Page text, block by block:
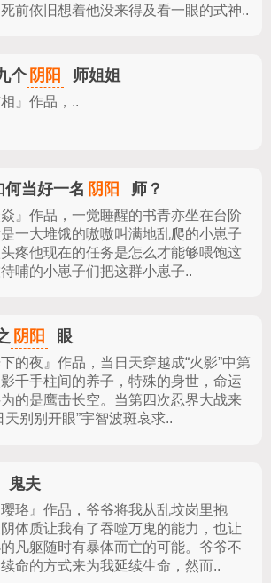
前依旧想着他没来得及看一眼的式神..
个阴阳 师姐姐
相』作品， ..
何当好一名 阴阳 师？
焱』作品， 一觉睡醒的书青亦坐在台阶
是一大堆饿的嗷嗷叫满地乱爬的小崽子
疼他现在的任务是怎么才能够喂饱这
哺的小崽子们把这群小崽子..
阴阳 眼
下的夜』作品， 当日天穿越成“火影”中第
千手柱间的养子，特殊的身世，命运
的是鹰击长空。当第四次忍界大战来
天别别开眼”宇智波斑哀求..
鬼夫
璎珞』作品， 爷爷将我从乱坟岗里抱
体质让我有了吞噬万鬼的能力，也让
凡躯随时有暴体而亡的可能。爷爷不
命的方式来为我延续生命，然而..